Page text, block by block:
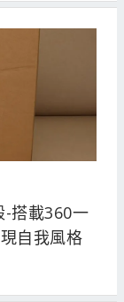
-搭載360一
自我風格